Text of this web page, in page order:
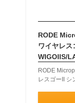
RODE
ワイヤレ
WIGOIIS/
RODE
レスゴーII シ